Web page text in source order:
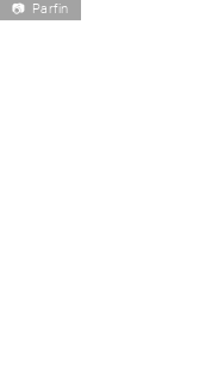
📷 Parfin